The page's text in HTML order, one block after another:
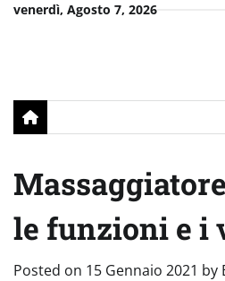
Skipvenerdì, Agosto 7, 2026
le funzioni e i
Posted on 15 Gennaio 2021 by